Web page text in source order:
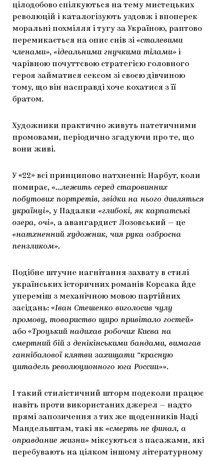
цілодобово спілкуються на тему мистецьких
революцій і каталогізують уздовж і впоперек
моральні похмілля і тугу за Україною, раптово
перемикається на опис снів зі «сталевими
членами», «ідеальними гнучкими тілами» і
чарівною почуттєвою стратегією головного
героя займатися сексом зі своєю дівчиною
тому, що він насправді хоче кохатися з її
братом.
Художники практично живуть патетичними
промовами, періодично згадуючи про те, що
вони живі.
У «22» всі принципово натхненні: Нарбут, коли
помирає, «…лежить серед старовинних
побутових портретів, звідки на нього дивляться
українці», у Падалки «глибокі, як карпатські
озера, очі», а авангардист Лозовський — це
«натхненний художник, чия рука озброєна
пензликом».
Подібне штучне нагнітання захвату в стилі
українських історичних романів Корсака йде
упереміш з механічною мовою партійних
засідань: «Іван Стешенко виголосив чулу
промову, товариство щиро привітало гостей»
або «Троцький надихав робочих Києва на
смертний бій з денікінськими бандами, вимагав
ганнібалової клятви захищати “красную
цитадель революционного юга России»».
І такий стилістичний шторм подеколи працює
навіть проти використаних джерел — надто
прямі запозичення з тих же щоденників Наді
Мандельштам, такі як «смерть не финал, а
оправдание жизни» міксуються з пасажами, які
перебувають на цілком іншому літературному